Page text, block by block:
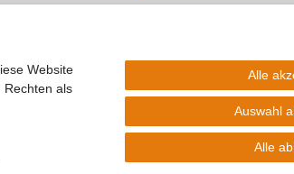
AGB Kontakt
Website
Rechten als
Alle
Auswahl
Alle